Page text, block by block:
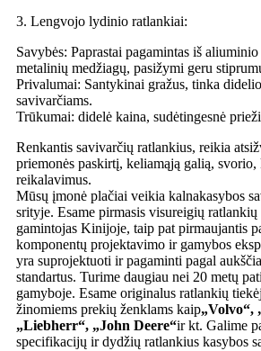
3. Lengvojo lydinio ratlankiai:
Savybės: Paprastai pagamintas iš
metalinių medžiagų, pasižymi geru
Privalumai: Santykinai gražus, tinka
savivarčiams.
Trūkumai: didelė kaina, sudėtingesnė
Renkantis savivarčių ratlankius, reikia
priemonės paskirtį, keliamąją galią,
reikalavimus.
Mūsų įmonė plačiai veikia kalnakasybos
srityje. Esame pirmasis visureigių
gamintojas Kinijoje, taip pat pirmaujantis
komponentų projektavimo ir gamybos
yra suprojektuoti ir pagaminti pagal
standartus. Turime daugiau nei 20 metų
gamyboje. Esame originalus ratlankių
žinomiems prekių ženklams kaip„Volvo“,
„Liebherr“, „John Deere“ir kt. Galime
specifikacijų ir dydžių ratlankius kasybos